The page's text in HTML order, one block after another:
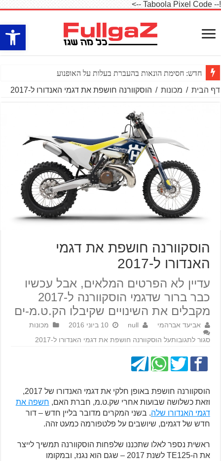
פתח
!-- Taboola Pixel Code -->
חדש: חסימת הונאות בהעברת בעלות על האופנוע
דף הבית / מכונות / הוסקוורנה חושפת את דגמי האנדורו ל-2017
הוסקוורנה חושפת את דגמי
האנדורו ל-2017
עדיין לא הפרטים המלאים, אבל עכשיו
כבר ברור שדגמי הוסקוורנה ל-2017
מקבלים את השינויים שקיבלו הק.ט.מ-ים
אביעד אברהמי null 10 ביוני 2016
מכונות
סגור לתגובותעל הוסקוורנה חושפת את דגמי האנדורו ל-2017
הוסקוורנה חושפת באופן חלקי את דגמי האנדורו של 2017,
וזאת כשלושה שבועות אחרי שק.ט.מ, חברת האם, חשפה את
דגמי האנדורו שלה. בשני המקרים מדובר בליין חדש – דור
חדש של דגמים, שיושבים על פלטפורמה כמעט זהה.
ראשית נספר לאלו שתכננו שלפחות הוסקוורנה תמשיך לייצר
את ה-TE125 לשנת 2017 – שגם הוא נגנז, ובמקומו